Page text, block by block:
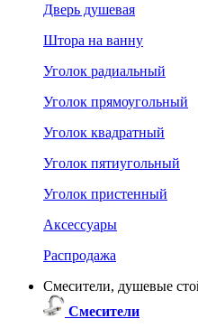
Дверь душевая
Штора на ванну
Уголок радиальный
Уголок прямоугольный
Уголок квадратный
Уголок пятиугольный
Уголок пристенный
Аксессуары
Распродажа
Смесители, душевые
Смесители